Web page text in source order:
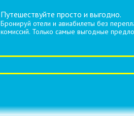
Путешествуйте просто и выгодно.
Бронируй отели и авиабилеты без
комиссий. Только самые выгодные